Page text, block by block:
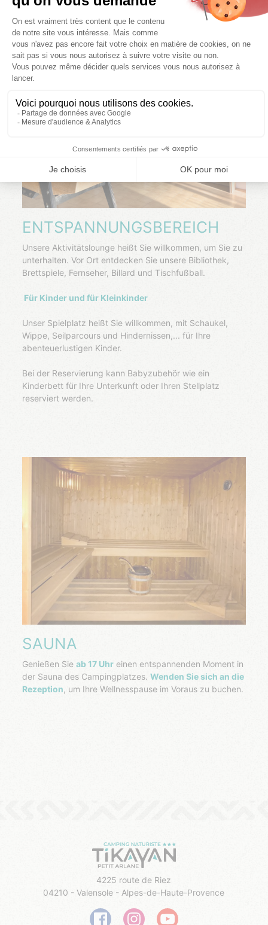
ENTSPANNUNGSBEREICH
Unsere Aktivitätslounge heißt Sie willkommen, um Sie zu
unterhalten. Vor Ort entdecken Sie unsere Bibliothek,
Brettspiele, Fernseher, Billard und Tischfußball.
Für Kinder und für Kleinkinder
Unser Spielplatz heißt Sie willkommen, mit Schaukel,
Wippe, Seilparcours und Hindernissen,... für Ihre
abenteuerlustigen Kinder.
Bei der Reservierung kann Babyzubehör wie ein
Kinderbett für Ihre Unterkunft oder Ihren Stellplatz
reserviert werden.
SAUNA
Genießen Sieab 17 Uhr einen entspannenden Moment in
der Sauna des Campingplatzes.Wenden Sie sich an die
Rezeption, um Ihre Wellnesspause im Voraus zu buchen.
4225 route de Riez
04210 - Valensole - Alpes-de-Haute-Provence